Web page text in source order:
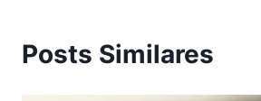
Posts Similares